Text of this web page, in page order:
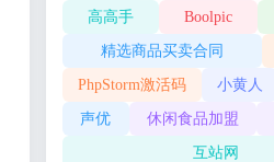
高高手 Boolpic
精选商品买卖合同
PhpStorm激活码 小黄人
声优 休闲食品加盟
互站网